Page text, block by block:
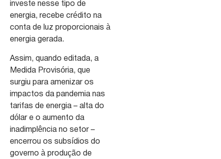
investe nesse tipo de
energia, recebe crédito na
conta de luz proporcionais à
energia gerada.
Assim, quando editada, a
Medida Provisória, que
surgiu para amenizar os
impactos da pandemia nas
tarifas de energia – alta do
dólar e o aumento da
inadimplência no setor –
encerrou os subsídios do
governo à produção de